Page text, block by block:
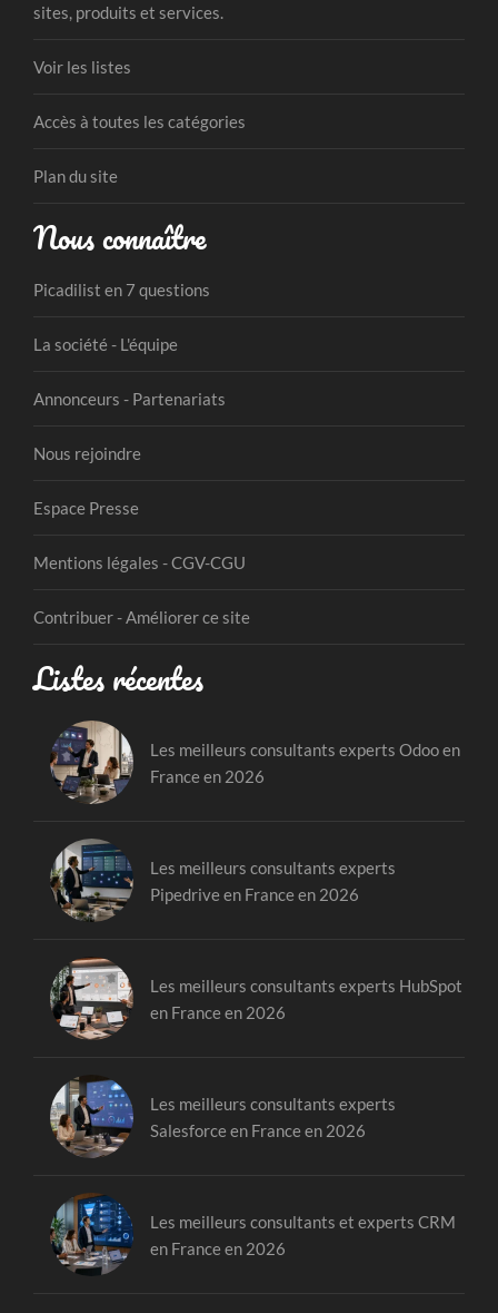
sites, produits et services.
Voir les listes
Accès à toutes les catégories
Plan du site
Nous connaître
Picadilist en 7 questions
La société - L'équipe
Annonceurs - Partenariats
Nous rejoindre
Espace Presse
Mentions légales - CGV-CGU
Contribuer - Améliorer ce site
Listes récentes
Les meilleurs consultants experts Odoo en
France en 2026
Les meilleurs consultants experts
Pipedrive en France en 2026
Les meilleurs consultants experts HubSpot
en France en 2026
Les meilleurs consultants experts
Salesforce en France en 2026
Les meilleurs consultants et experts CRM
en France en 2026